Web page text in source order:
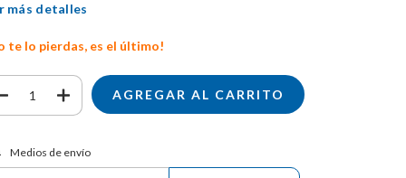
más detalles
te lo pierdas, es el último!
para el CP:
Medios de envío